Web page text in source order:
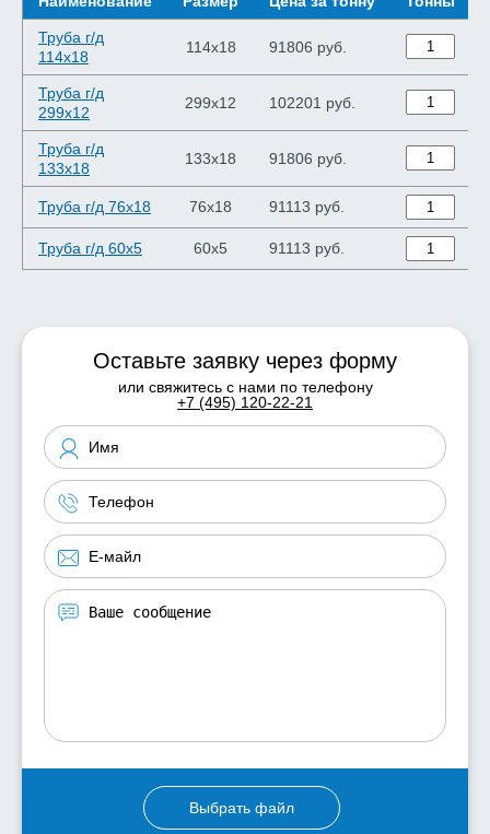
Труба г/д
114x18
114x18 91806 руб.
Труба г/д
299x12
299x12 102201 руб.
Труба г/д
133x18
133x18 91806 руб.
Труба г/д 76x18 76x18 91113 руб.
Труба г/д 60x5 60x5 91113 руб.
Оставьте заявку через форму
или свяжитесь с нами по телефону
+7 (495) 120-22-21
Выбрать файл